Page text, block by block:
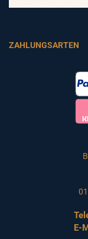
ZAHLUNGSARTEN
E-